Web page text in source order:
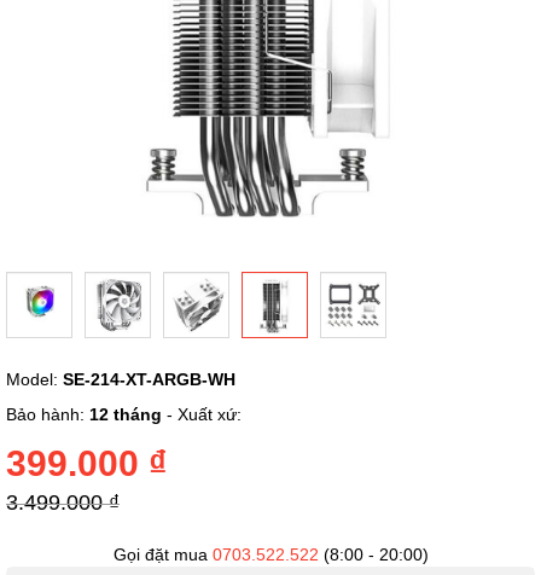
đến
phần
của
thư
viện
Model: SE-214-XT-ARGB-WH
Bảo hành: 12 tháng - Xuất xứ:
399.000 ₫
3.499.000 ₫
Gọi đặt mua 0703.522.522 (8:00 - 20:00)